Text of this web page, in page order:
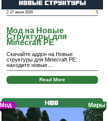
27 июня 2026 5
Мод на Новые
Структуры для
Minecraft PE
Скачайте аддон на Новые
структуры для Minecraft PE:
находите новые…
Read More
Мод Миры